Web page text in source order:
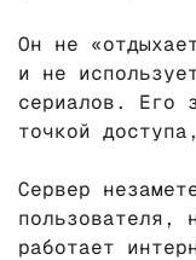
Он не
и не
сериалов. Его
точкой
Сервер
пользователя,
работает